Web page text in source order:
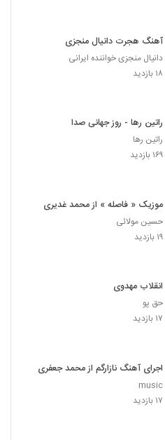
آهنگ هجرت دانیال منجزی
دانیال منجزی خواننده ایرانی
۱۸ بازدید
راتین رها - روز جهانی صدا
راتین رها
۱۶۹ بازدید
موزیک « فاصله » از محمد غدیری
حسین مولائی
۱۹ بازدید
انقلاب مهدوی
حق پو
۱۷ بازدید
اجرای آهنگ نازارگم از محمد جعفری
music
۱۷ بازدید